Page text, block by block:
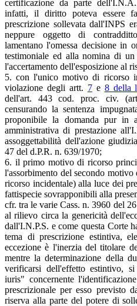
certificazione da parte
infatti, il diritto poteva essere
prescrizione sollevata dall'INPS
neppure oggetto di
lamentano l'omessa decisione in
testimoniale ed alla nomina di
l'accertamento dell'esposizione al
5. con l'unico motivo di ricorso
violazione degli artt. 7e 8 della
dell'art. 443 cod. proc. civ.
censurando la sentenza
proponibile la domanda pur in
amministrativa di prestazione
assoggettabilità dell'azione
47 del d.P.R. n. 639/1970;
6. il primo motivo di ricorso
l'assorbimento del secondo
ricorso incidentale) alla luce dei
fattispecie sovrapponibili alla
cfr. tra le varie Cass. n. 3960 del
al rilievo circa la genericità
dall'I.N.P.S. e come questa Corte
tema di prescrizione estintiva,
eccezione è l'inerzia del titolare
mentre la determinazione della
verificarsi dell'effetto estintivo,
iuris" concernente
prescrizionale per esso previsto
riserva alla parte del potere di